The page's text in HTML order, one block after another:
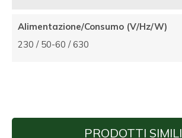
Alimentazione/Consumo (V/Hz/W)
230 / 50-60 / 630
PRODOTTI SIMILI